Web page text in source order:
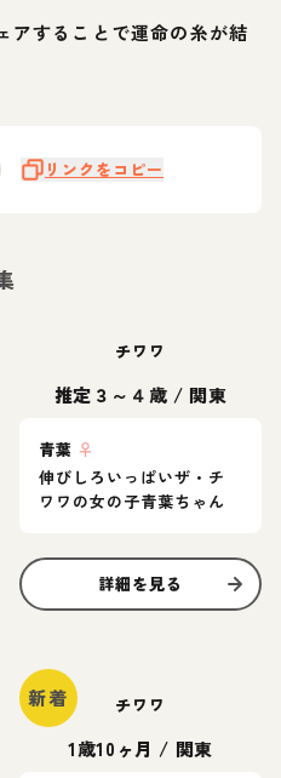
アすることで運命の糸が結
リンクをコピー
チワワ
推定３～４歳 / 関東
青葉 ♀
伸びしろいっぱいザ・チ
ワワの女の子青葉ちゃん
詳細を見る
新着 チワワ
1歳10ヶ月 / 関東